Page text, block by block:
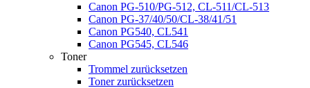
Canon PG-510/PG-512, CL-511/CL-513
Canon PG-37/40/50/CL-38/41/51
Canon PG540, CL541
Canon PG545, CL546
Toner
Trommel zurücksetzen
Toner zurücksetzen